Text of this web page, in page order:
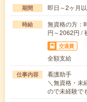
期間 即日～2ヶ月
時給
無資格の方：
円～2062円 /
交通費
全額支給
仕事内容
看護助手
＼無資格・未
ので未経験